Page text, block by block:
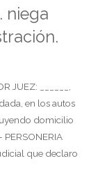
niega
JUEZ: ______,
en los autos
domicilio
que declaro